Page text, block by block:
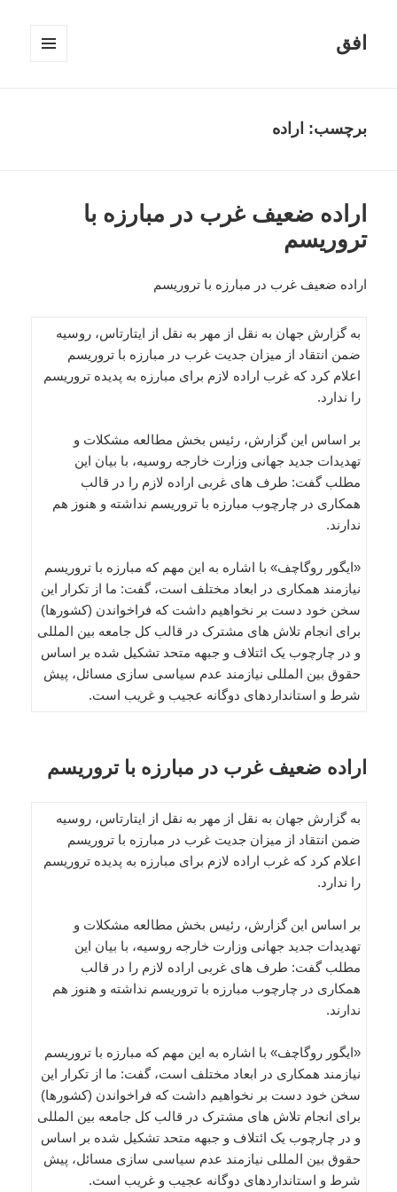
افق
برچسب: اراده
اراده ضعیف غرب در مبارزه با
تروریسم
اراده ضعیف غرب در مبارزه با تروریسم
به گزارش جهان به نقل از مهر به نقل از ایتارتاس، روسیه
ضمن انتقاد از میزان جدیت غرب در مبارزه با تروریسم
اعلام کرد که غرب اراده لازم برای مبارزه به پدیده تروریسم
را ندارد.
بر اساس این گزارش، رئیس بخش مطالعه مشکلات و
تهدیدات جدید جهانی وزارت خارجه روسیه، با بیان این
مطلب گفت: طرف های غربی اراده لازم را در قالب
همکاری در چارچوب مبارزه با تروریسم نداشته و هنوز هم
ندارند.
«ایگور روگاچف» با اشاره به این مهم که مبارزه با تروریسم
نیازمند همکاری در ابعاد مختلف است، گفت: ما از تکرار این
سخن خود دست بر نخواهیم داشت که فراخواندن (کشورها)
برای انجام تلاش های مشترک در قالب کل جامعه بین المللی
و در چارچوب یک ائتلاف و جبهه متحد تشکیل شده بر اساس
حقوق بین المللی نیازمند عدم سیاسی سازی مسائل، پیش
شرط و استانداردهای دوگانه عجیب و غریب است.
اراده ضعیف غرب در مبارزه با تروریسم
به گزارش جهان به نقل از مهر به نقل از ایتارتاس، روسیه
ضمن انتقاد از میزان جدیت غرب در مبارزه با تروریسم
اعلام کرد که غرب اراده لازم برای مبارزه به پدیده تروریسم
را ندارد.
بر اساس این گزارش، رئیس بخش مطالعه مشکلات و
تهدیدات جدید جهانی وزارت خارجه روسیه، با بیان این
مطلب گفت: طرف های غربی اراده لازم را در قالب
همکاری در چارچوب مبارزه با تروریسم نداشته و هنوز هم
ندارند.
«ایگور روگاچف» با اشاره به این مهم که مبارزه با تروریسم
نیازمند همکاری در ابعاد مختلف است، گفت: ما از تکرار این
سخن خود دست بر نخواهیم داشت که فراخواندن (کشورها)
برای انجام تلاش های مشترک در قالب کل جامعه بین المللی
و در چارچوب یک ائتلاف و جبهه متحد تشکیل شده بر اساس
حقوق بین المللی نیازمند عدم سیاسی سازی مسائل، پیش
شرط و استانداردهای دوگانه عجیب و غریب است.